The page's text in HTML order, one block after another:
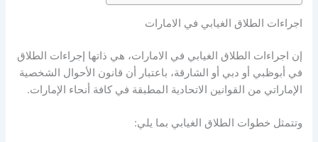
اجراءات الطلاق الغيابي في الامارات
إن اجراءات الطلاق الغيابي في الامارات، هي ذاتها إجراءات الطلاق
في أبوظبي أو دبي أو الشارقة، باعتبار أن قانون الأحوال الشخصية
الإماراتي من القوانين الاتحادية المطبقة في كافة أنحاء الإمارات.
وتتمثل خطوات الطلاق الغيابي بما يلي: